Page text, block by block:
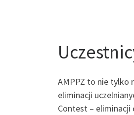
AMPPZ to nie tylko
eliminacji
Contest –